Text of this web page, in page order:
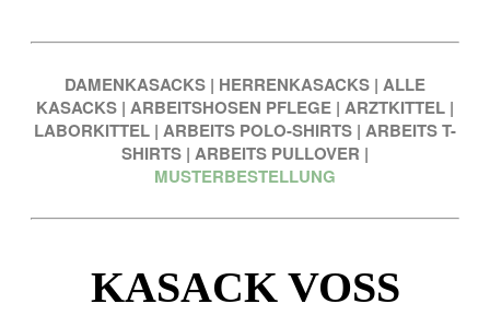
DAMENKASACKS | HERRENKASACKS | ALLE
KASACKS | ARBEITSHOSEN PFLEGE | ARZTKITTEL |
LABORKITTEL | ARBEITS POLO-SHIRTS | ARBEITS T-
SHIRTS | ARBEITS PULLOVER |
MUSTERBESTELLUNG
KASACK VOSS